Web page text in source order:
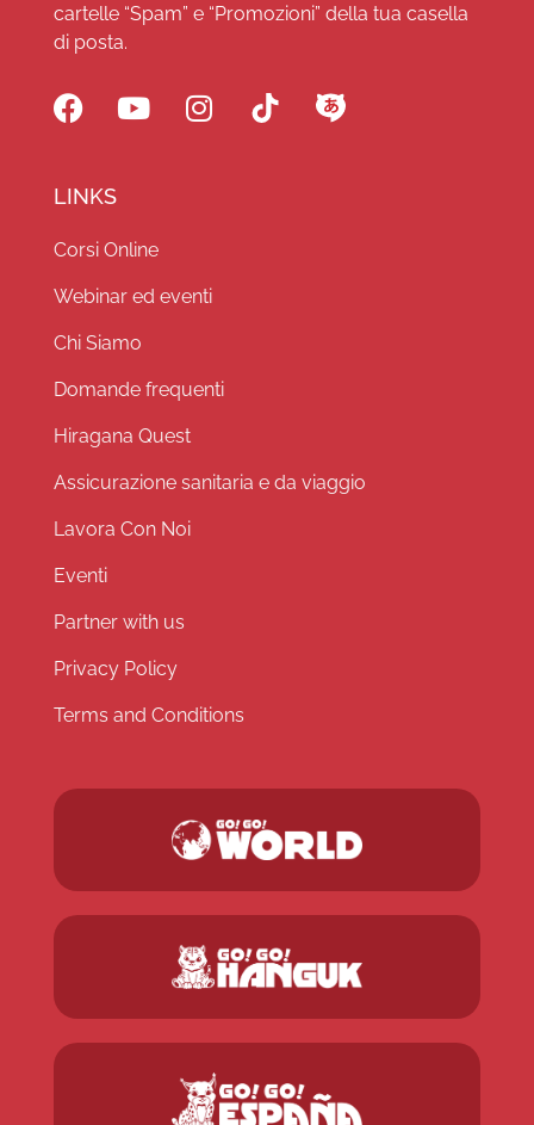
cartelle “Spam” e “Promozioni” della tua casella
di posta.
LINKS
Corsi Online
Webinar ed eventi
Chi Siamo
Domande frequenti
Hiragana Quest
Assicurazione sanitaria e da viaggio
Lavora Con Noi
Eventi
Partner with us
Privacy Policy
Terms and Conditions